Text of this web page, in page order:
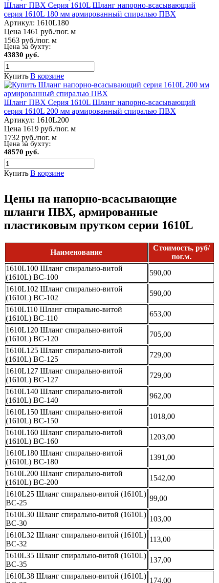
Шланг ПВХ Серия 1610L Шланг напорно-всасывающий
серия 1610L 180 мм армированный спиралью ПВХ
Артикул: 1610L180
Цена 1461 руб./пог. м
1563 руб./пог. м
Цена за бухту:
43830 руб.
Купить В корзине
Шланг ПВХ Серия 1610L Шланг напорно-всасывающий
серия 1610L 200 мм армированный спиралью ПВХ
Артикул: 1610L200
Цена 1619 руб./пог. м
1732 руб./пог. м
Цена за бухту:
48570 руб.
Купить В корзине
Цены на напорно-всасывающие
шланги ПВХ, армированные
пластиковым прутком серии 1610L
Наименование
Стоимость, руб/
пог.м.
1610L100 Шланг спирально-витой
(1610L) ВС-100
590,00
1610L102 Шланг спирально-витой
(1610L) ВС-102
590,00
1610L110 Шланг спирально-витой
(1610L) ВС-110
653,00
1610L120 Шланг спирально-витой
(1610L) ВС-120
705,00
1610L125 Шланг спирально-витой
(1610L) ВС-125
729,00
1610L127 Шланг спирально-витой
(1610L) ВС-127
729,00
1610L140 Шланг спирально-витой
(1610L) ВС-140
962,00
1610L150 Шланг спирально-витой
(1610L) ВС-150
1018,00
1610L160 Шланг спирально-витой
(1610L) ВС-160
1203,00
1610L180 Шланг спирально-витой
(1610L) ВС-180
1391,00
1610L200 Шланг спирально-витой
(1610L) ВС-200
1542,00
1610L25 Шланг спирально-витой (1610L)
ВС-25
99,00
1610L30 Шланг спирально-витой (1610L)
ВС-30
103,00
1610L32 Шланг спирально-витой (1610L)
ВС-32
113,00
1610L35 Шланг спирально-витой (1610L)
ВС-35
137,00
1610L38 Шланг спирально-витой (1610L)
174,00